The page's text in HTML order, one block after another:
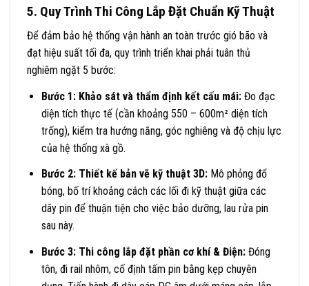
5. Quy Trình Thi Công Lắp Đặt Chuẩn Kỹ Thuật
Để đảm bảo hệ thống vận hành an toàn trước gió bão và
đạt hiệu suất tối đa, quy trình triển khai phải tuân thủ
nghiêm ngặt 5 bước:
Bước 1: Khảo sát và thẩm định kết cấu mái:Đo đạc
diện tích thực tế (cần khoảng 550 – 600m² diện tích
trống), kiểm tra hướng nắng, góc nghiêng và độ chịu lực
của hệ thống xà gồ.
Bước 2: Thiết kế bản vẽ kỹ thuật 3D:Mô phỏng đổ
bóng, bố trí khoảng cách các lối đi kỹ thuật giữa các
dãy pin để thuận tiện cho việc bảo dưỡng, lau rửa pin
sau này.
Bước 3: Thi công lắp đặt phần cơ khí & Điện:Đóng
tôn, đi rail nhôm, cố định tấm pin bằng kẹp chuyên